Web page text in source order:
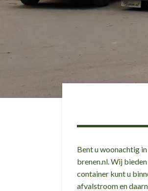
Bent u woonachtig
brenen.nl. Wij
container kunt u
afvalstroom en